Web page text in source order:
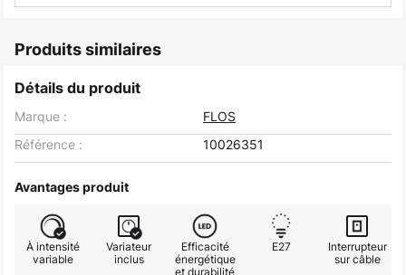
Produits similaires
Détails du produit
Marque :
FLOS
Référence :
10026351
Avantages produit
À intensité
variable
Variateur
inclus
Efficacité
énergétique
et durabilité
E27
Interrupteur
sur câble